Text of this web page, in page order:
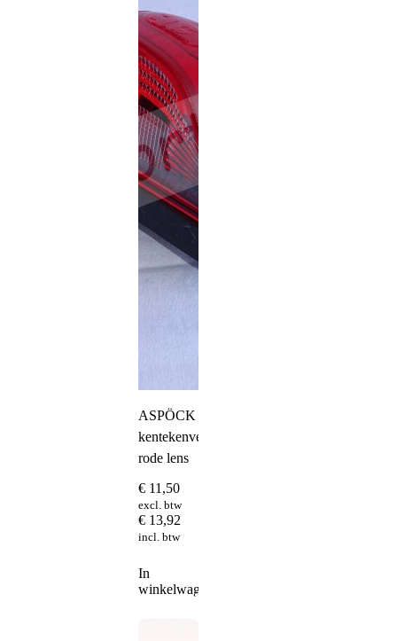
ASPÖCK
kentekenverlichting
rode lens
€ 11,50
excl. btw
€ 13,92
incl. btw
In
winkelwagen